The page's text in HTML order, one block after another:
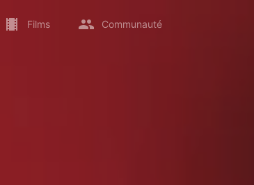
Films Communauté